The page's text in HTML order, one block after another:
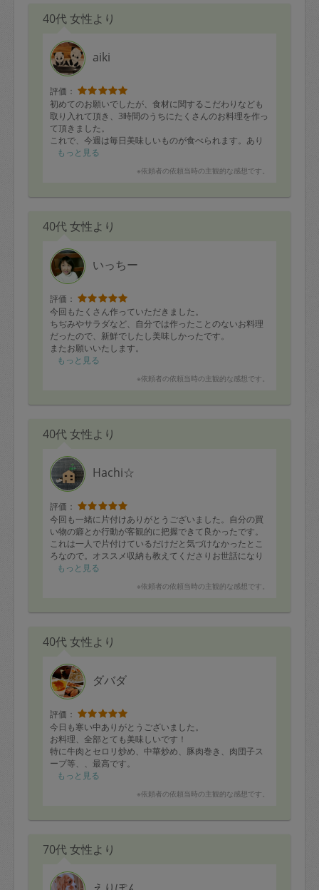
40代 女性より
aiki
評価：
初めてのお願いでしたが、食材に関するこだわりなども
取り入れて頂き、3時間のうちにたくさんのお料理を作っ
て頂きました。
これで、今週は毎日美味しいものが食べられます。あり
がとうございました。
もっと見る
※依頼者の依頼当時の主観的な感想です。
40代 女性より
いっちー
評価：
今回もたくさん作っていただきました。
ちぢみやサラダなど、自分では作ったことのないお料理
だったので、新鮮でしたし美味しかったです。
またお願いいたします。
もっと見る
※依頼者の依頼当時の主観的な感想です。
40代 女性より
Hachi☆
評価：
今回も一緒に片付けありがとうございました。自分の買
い物の癖とか行動が客観的に把握できて良かったです。
これは一人で片付けているだけだと気づけなかったとこ
ろなので。オススメ収納も教えてくださりお世話になり
ました！
もっと見る
※依頼者の依頼当時の主観的な感想です。
40代 女性より
ダバダ
評価：
今日も寒い中ありがとうございました。
お料理、全部とても美味しいです！
特に牛肉とセロリ炒め、中華炒め、豚肉巻き、肉団子ス
ープ等、、最高です。
また、次回も楽しみです。ありがとうございました。
もっと見る
※依頼者の依頼当時の主観的な感想です。
70代 女性より